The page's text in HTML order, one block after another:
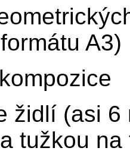
A3)
židlí (asi
tužkou na